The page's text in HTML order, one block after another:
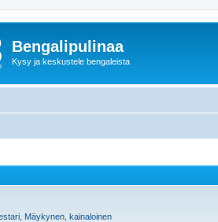
Bengalipulinaa
Kysy ja keskustele bengaleista
Mäykynen kainaloinen